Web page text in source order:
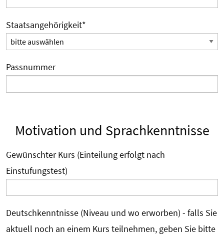
Staatsangehörigkeit*
Passnummer
Motivation und Sprachkenntnisse
Gewünschter Kurs (Einteilung erfolgt nach
Einstufungstest)
Deutschkenntnisse (Niveau und wo erworben) - falls Sie
aktuell noch an einem Kurs teilnehmen, geben Sie bitte